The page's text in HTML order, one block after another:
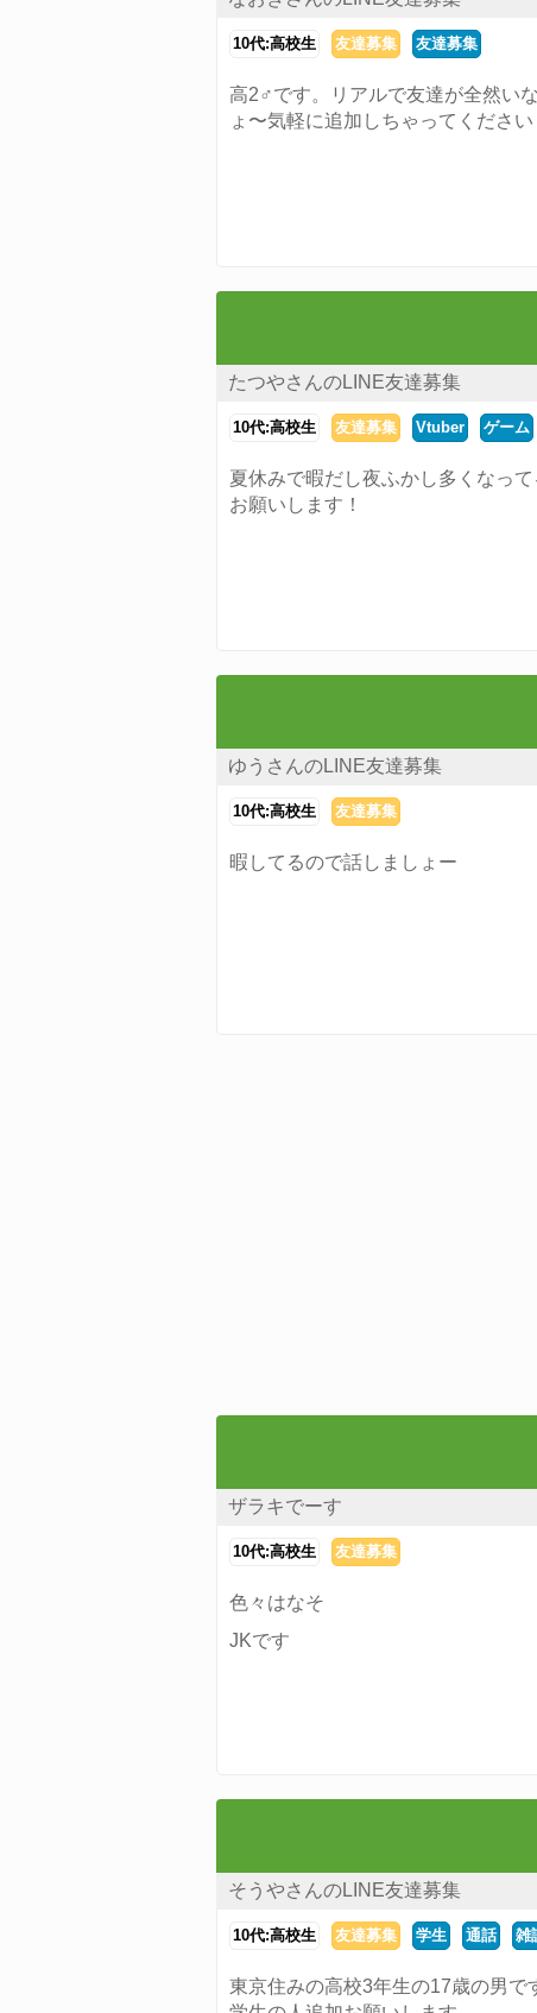
10代:高校生 友達募集 友達募集
高2♂です。リアルで友達が全然い
ょ〜気軽に追加しちゃってください
たつやさんのLINE友達募集
10代:高校生 友達募集 Vtuber ゲーム
夏休みで暇だし夜ふかし多くなっ
お願いします！
ゆうさんのLINE友達募集
10代:高校生 友達募集
暇してるので話しましょー
ザラキでーす
10代:高校生 友達募集
色々はなそ
JKです
そうやさんのLINE友達募集
10代:高校生 友達募集 学生 通話 雑
東京住みの高校3年生の17歳の男で